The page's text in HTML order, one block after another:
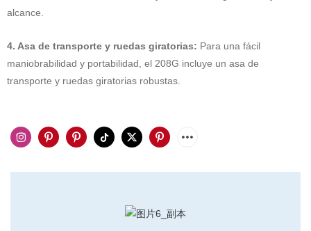
alcance.
4. Asa de transporte y ruedas giratorias: Para una fácil
maniobrabilidad y portabilidad, el 208G incluye un asa de
transporte y ruedas giratorias robustas.